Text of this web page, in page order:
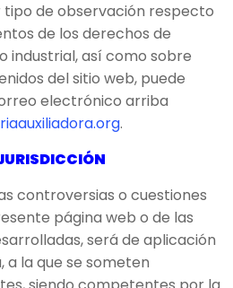
tipo de observación respecto
de los derechos de
industrial, así como sobre
del sitio web, puede
electrónico arriba
.
controversias o cuestiones
página web o de las
será de aplicación
a la que se someten